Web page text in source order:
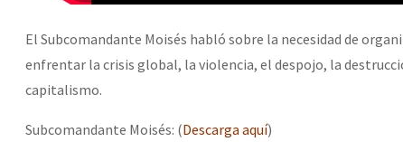
El Subcomandante Moisés habló sobre la necesidad de
enfrentar la crisis global, la violencia, el despojo, la
capitalismo.
Subcomandante Moisés: (Descarga aquí)